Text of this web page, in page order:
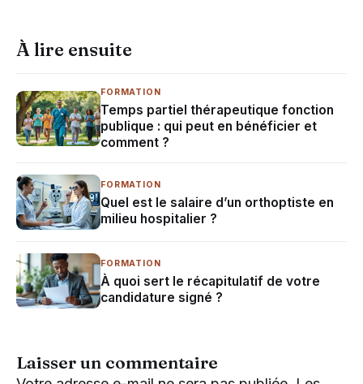
À lire ensuite
FORMATION
Temps partiel thérapeutique fonction
publique : qui peut en bénéficier et
comment ?
FORMATION
Quel est le salaire d’un orthoptiste en
milieu hospitalier ?
FORMATION
À quoi sert le récapitulatif de votre
candidature signé ?
Laisser un commentaire